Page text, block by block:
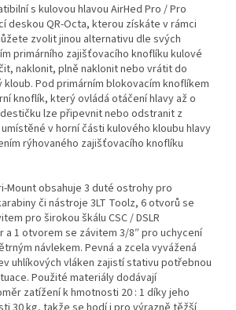
s kulovou hlavou AirHed Pro / Pro
deskou QR-Octa, kterou získáte v rámci
zvolit jinou alternativu dle svých
primárního zajišťovacího knoflíku kulové
naklonit, plně naklonit nebo vrátit do
Pod primárním blokovacím knoflíkem
knoflík, který ovládá otáčení hlavy až o
destičku lze připevnit nebo odstranit z
v horní části kulového kloubu hlavy
rýhovaného zajišťovacího knoflíku
Mount obsahuje 3 duté ostrohy pro
či nástroje 3LT Toolz, 6 otvorů se
pro širokou škálu CSC / DSLR
a 1 otvorem se závitem 3/8″ pro uchycení
návlekem. Pevná a zcela vyvážená
uhlíkových vláken zajistí stativu potřebnou
Použité materiály dodávají
zatížení k hmotnosti 20 : 1 díky jeho